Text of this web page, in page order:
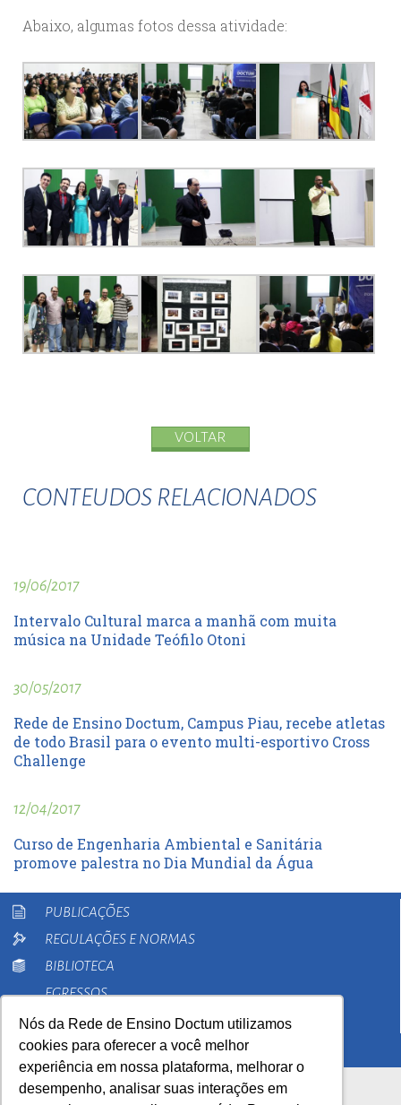
Nós da Rede de Ensino Doctum utilizamos
cookies para oferecer a você melhor
experiência em nossa plataforma, melhorar o
desempenho, analisar suas interações em
Abaixo, algumas fotos dessa atividade:
VOLTAR
CONTEUDOS RELACIONADOS
19/06/2017
Intervalo Cultural marca a manhã com muita
música na Unidade Teófilo Otoni
30/05/2017
Rede de Ensino Doctum, Campus Piau, recebe atletas
de todo Brasil para o evento multi-esportivo Cross
Challenge
12/04/2017
Curso de Engenharia Ambiental e Sanitária
promove palestra no Dia Mundial da Água
PUBLICAÇÕES
REGULAÇÕES E NORMAS
BIBLIOTECA
EGRESSOS
PESQUISA
EXTENSÃO